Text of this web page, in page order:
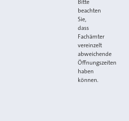
Bitte
beachten
Sie,
dass
Fachämter
vereinzelt
abweichende
Öffnungszeiten
haben
können.